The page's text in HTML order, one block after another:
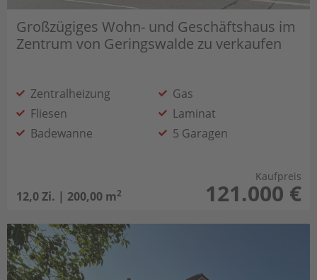
Großzügiges Wohn- und Geschäftshaus im
Zentrum von Geringswalde zu verkaufen
Zentralheizung
Gas
Fliesen
Laminat
Badewanne
5 Garagen
12,0 Zi. | 200,00 m2
Kaufpreis
121.000 €